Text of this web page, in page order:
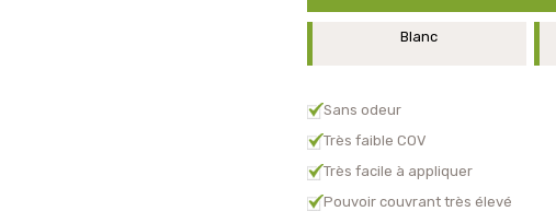
Blanc
Sans odeur
Très faible COV
Très facile à appliquer
Pouvoir couvrant très élevé